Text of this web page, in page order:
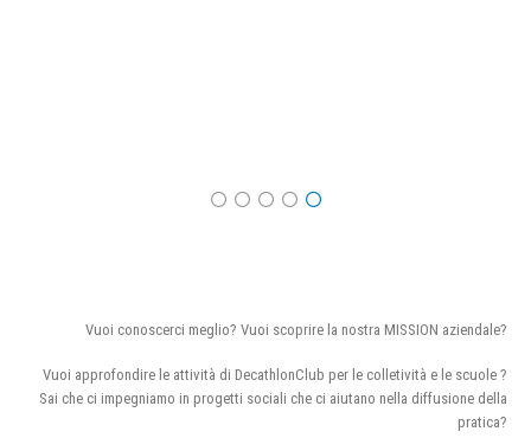
Vuoi conoscerci meglio? Vuoi scoprire la nostra MISSION aziendale?
Vuoi approfondire le attività di DecathlonClub per le colletività e le scuole ?
Sai che ci impegniamo in progetti sociali che ci aiutano nella diffusione della
pratica?